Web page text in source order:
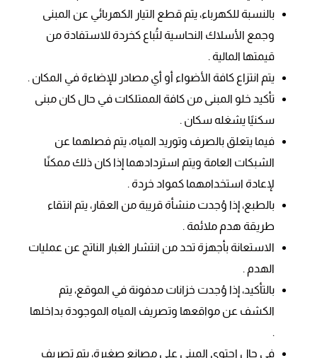
بالنسبة للكهرباء، يتم قطع التيار الكهربائي عن المبنى
وجمع الأسلاك النحاسية لتُباع كخردة للاستفادة من
قيمتها المالية .
يتم انتزاع كافة الأضواء أو أي مصادر للإضاءة في المكان .
تأكيد خلو المبنى من كافة الممتلكات في حال كان مبنى
سكنيًا يشغله سكان .
فيما يتعلق بالصرف وتوريد المياه، يتم فصلهما عن
الشبكات العامة ويتم استردادهما إذا كان ذلك ممكنًا
لإعادة استخدامهما كمواد خردة .
بالطبع، إذا وُجدت منشأة قريبة من العقار، يتم انتقاء
طريقة هدم ملائمة .
الاستعانة بأجهزة تحد من انتشار الغبار الناتج عن عمليات
الهدم .
بالتأكيد، إذا وُجدت خزانات مدفونة في الموقع، يتم
الكشف عن مواقعها وتصريف المياه الموجودة بداخلها
.
في حال احتوى المبنى على مصانع صغيرة، يتم تصريف